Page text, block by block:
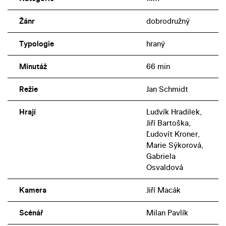
Žánr dobrodružný
Typologie hraný
Minutáž 66 min
Režie Jan Schmidt
Hrají
Ludvík Hradilek,
Jiří Bartoška,
Ľudovít Kroner,
Marie Sýkorová,
Gabriela
Osvaldová
Kamera Jiří Macák
Scénář Milan Pavlík